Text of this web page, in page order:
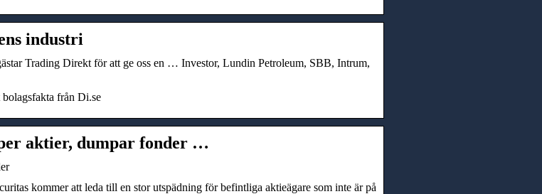
industri
Trading Direkt för att ge oss en … Investor, Lundin Petroleum, SBB, Intrum,
från Di.se
aktier, dumpar fonder …
kommer att leda till en stor utspädning för befintliga aktieägare som inte är på